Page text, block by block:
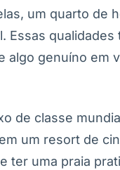
um quarto de
Essas qualidades
algo genuíno em
de classe
um resort de
ter uma praia